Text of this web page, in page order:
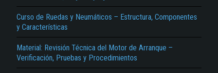
Curso de Ruedas y Neumáticos – Estructura, Componentes
y Características
Material: Revisión Técnica del Motor de Arranque –
Verificación, Pruebas y Procedimientos